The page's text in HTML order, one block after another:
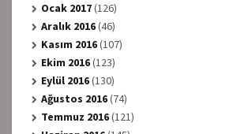
Ocak 2017(126)
Aralık 2016(46)
Kasım 2016(107)
Ekim 2016(123)
Eylül 2016(130)
Ağustos 2016(74)
Temmuz 2016(121)